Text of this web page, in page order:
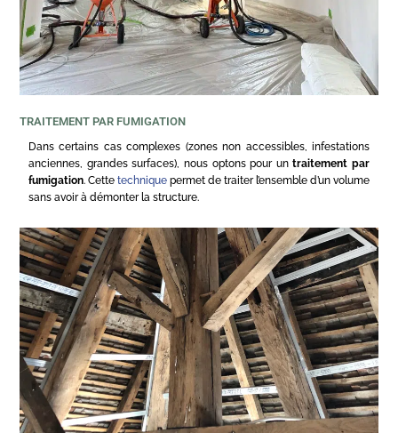
TRAITEMENT PAR FUMIGATION
Dans certains cas complexes (zones non accessibles, infestations
anciennes, grandes surfaces), nous optons pour untraitement par
fumigation. Cette technique permet de traiter l’ensemble d’un volume
sans avoir à démonter la structure.